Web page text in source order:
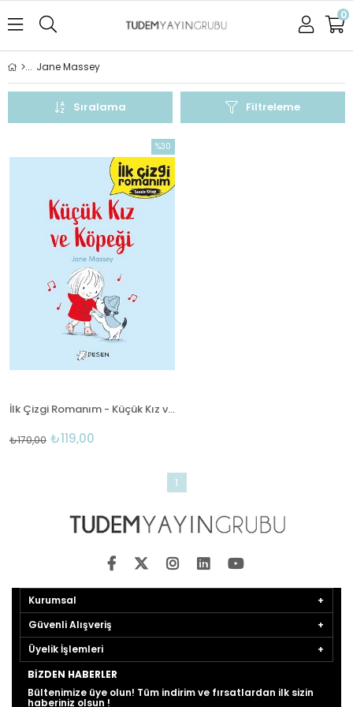
0
Jane Massey
Filtreleme
Sıralama
İlk Çizgi Romanım - Küçük Kız ve Köpeği
₺119,00
₺170,00
%30
İndirim
%30İndirim
1
Kurumsal
Güvenli Alışveriş
Üyelik İşlemleri
BIZDEN HABERLER
Bültenimize üye olun! Tüm indirim ve fırsatlardan ilk sizin
haberiniz olsun !